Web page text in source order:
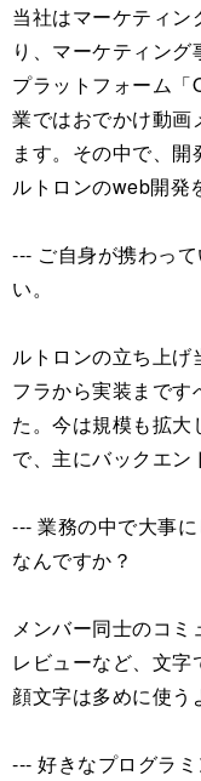
当社はマーケティン
り、マーケティン
プラットフォーム
業ではおでかけ動画
ます。その中で、開
ルトロンのweb開発
--- ご自身が携わっ
い。
ルトロンの立ち上げ
フラから実装まです
た。今は規模も拡
で、主にバックエン
--- 業務の中で大事
なんですか？
メンバー同士のコ
レビューなど、文
顔文字は多めに使う
--- 好きなプログラ